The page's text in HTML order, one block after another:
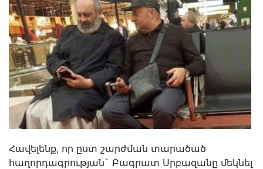
Հավելենք, որ ըստ շարժման տարածած
հաղորդագրության` Բագրատ Սրբազանը մեկնել